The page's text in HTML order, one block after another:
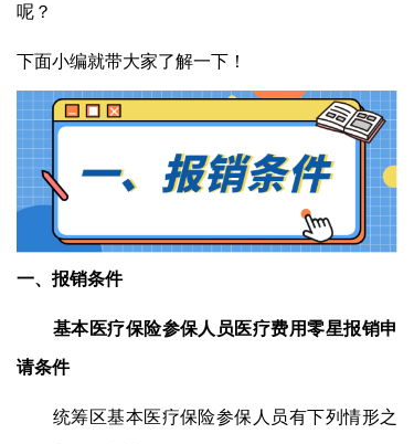
呢？
下面小编就带大家了解一下！
一、 报销条件
基本医疗保险参保人员医疗费用零星报销申
请条件
统筹区基本医疗保险参保人员有下列情形之